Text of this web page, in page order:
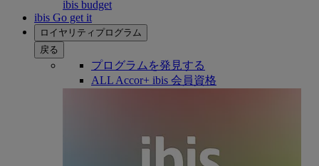
ibis budget
ibis Go get it
ロイヤリティプログラム
戻る
プログラムを発見する
ALL Accor+ ibis 会員資格